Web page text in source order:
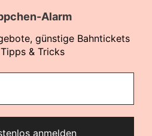
Alarm
günstige Bahntickets
& Tricks